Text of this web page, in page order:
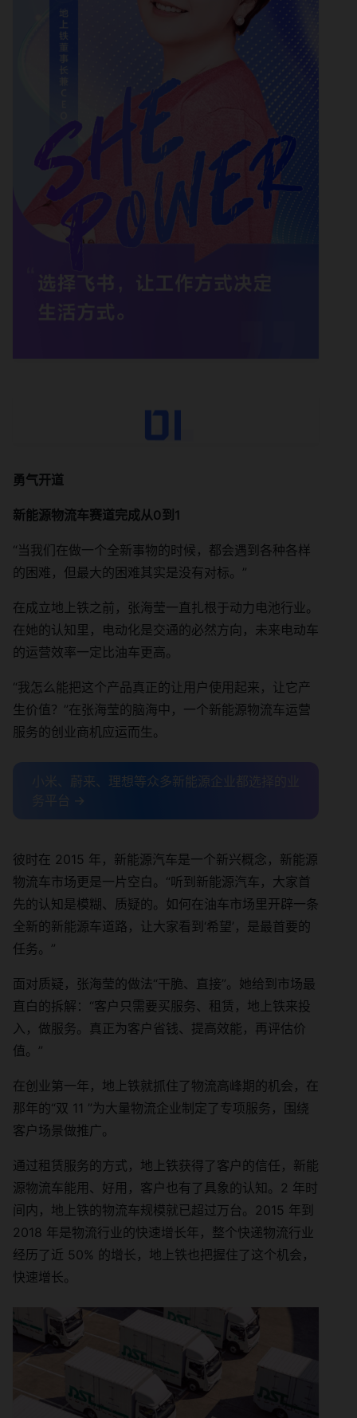
勇气开道
新能源物流车赛道完成从0到1
“当我们在做一个全新事物的时候，都会遇到各种各样
的困难，但最大的困难其实是没有对标。”
在成立地上铁之前，张海莹一直扎根于动力电池行业。
在她的认知里，电动化是交通的必然方向，未来电动车
的运营效率一定比油车更高。
“我怎么能把这个产品真正的让用户使用起来，让它产
生价值？”在张海莹的脑海中，一个新能源物流车运营
服务的创业商机应运而生。
小米、蔚来、理想等众多新能源企业都选择的业
务平台 →
彼时在 2015 年，新能源汽车是一个新兴概念，新能源
物流车市场更是一片空白。“听到新能源汽车，大家首
先的认知是模糊、质疑的。如何在油车市场里开辟一条
全新的新能源车道路，让大家看到‘希望’，是最首要的
任务。”
面对质疑，张海莹的做法“干脆、直接”。她给到市场最
直白的拆解：“客户只需要买服务、租赁，地上铁来投
入，做服务。真正为客户省钱、提高效能，再评估价
值。”
在创业第一年，地上铁就抓住了物流高峰期的机会，在
那年的“双 11 ”为大量物流企业制定了专项服务，围绕
客户场景做推广。
通过租赁服务的方式，地上铁获得了客户的信任，新能
源物流车能用、好用，客户也有了具象的认知。2 年时
间内，地上铁的物流车规模就已超过万台。2015 年到
2018 年是物流行业的快速增长年，整个快递物流行业
经历了近 50% 的增长，地上铁也把握住了这个机会，
快速增长。